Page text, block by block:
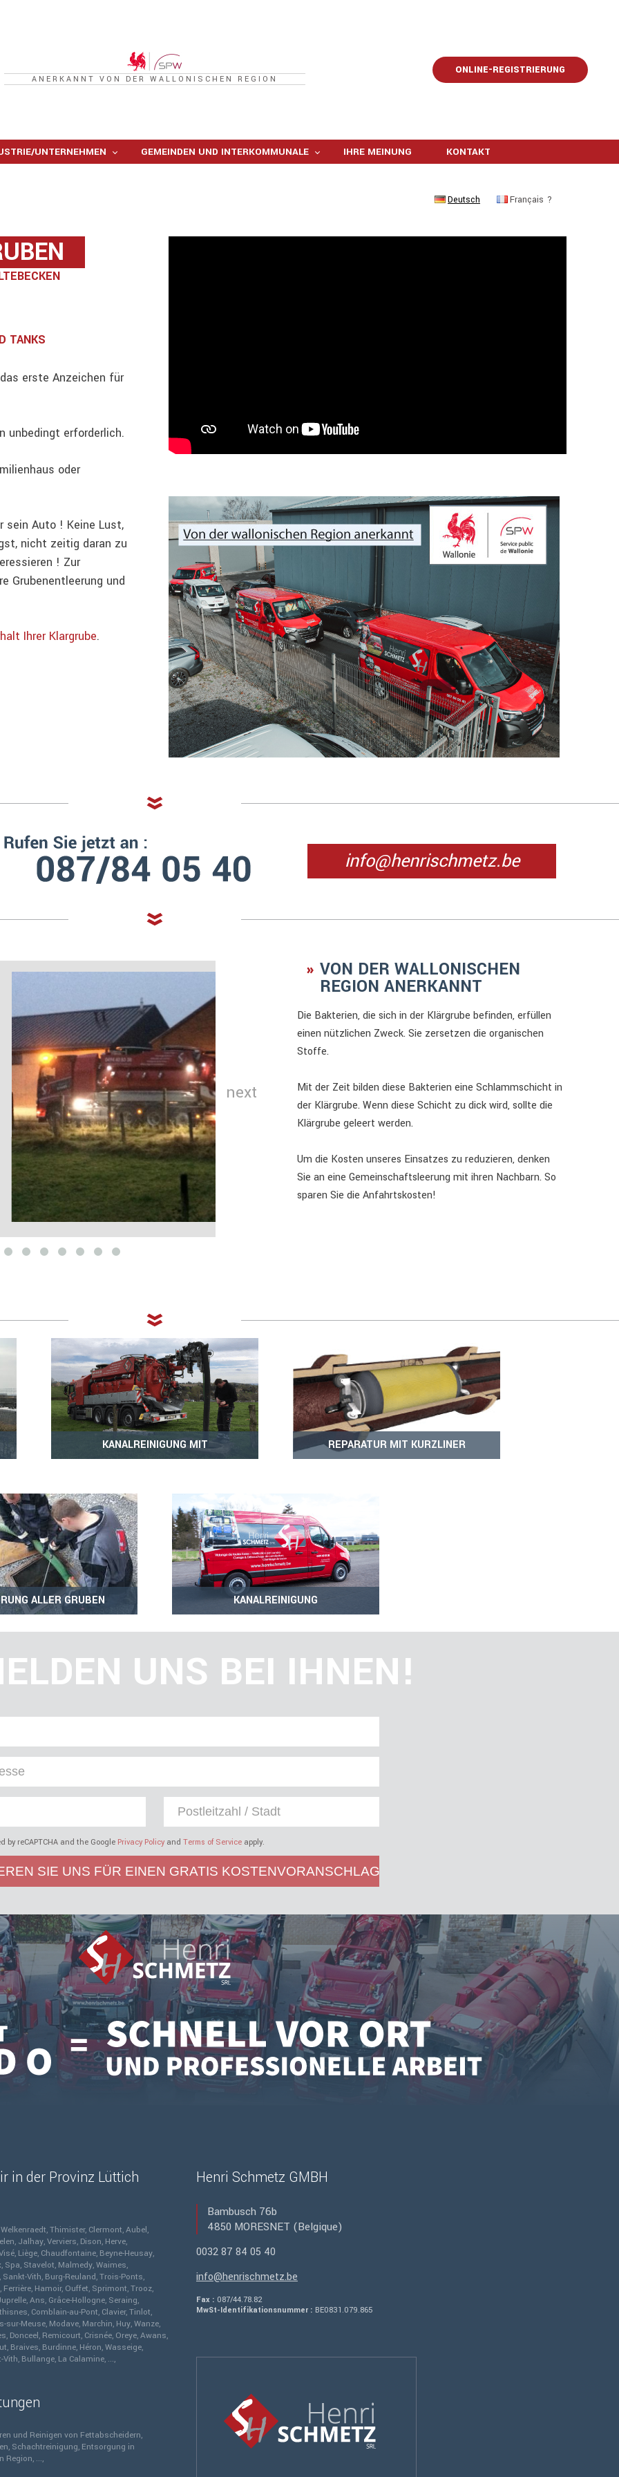
ANERKANNT VON DER WALLONISCHEN REGION
ONLINE-REGISTRIERUNG
UNTERNEHMEN GEMEINDEN UND INTERKOMMUNALE IHRE MEINUNG KONTAKT
Deutsch Français ?
TANKS
erste Anzeichen für
unbedingt erforderlich.
oder
sein Auto ! Keine Lust,
nicht zeitig daran zu
! Zur
Grubenentleerung und
Ihrer Klargrube.
info@henrischmetz.be
Entleerung einer Kleinkläranlage
next
VON DER WALLONISCHEN
REGION ANERKANNT
Die Bakterien, die sich in der Klärgrube befinden, erfüllen
einen nützlichen Zweck. Sie zersetzen die organischen
Stoffe.
Mit der Zeit bilden diese Bakterien eine Schlammschicht in
der Klärgrube. Wenn diese Schicht zu dick wird, sollte die
Klärgrube geleert werden.
Um die Kosten unseres Einsatzes zu reduzieren, denken
Sie an eine Gemeinschaftsleerung mit ihren Nachbarn. So
sparen Sie die Anfahrtskosten!
KANALREINIGUNG MIT
REPARATUR MIT KURZLINER
ALLER GRUBEN KANALREINIGUNG
UNS BEI IHNEN!
by reCAPTCHA and the Google Privacy Policy and Terms of Service apply.
in der Provinz Lüttich
Welkenraedt Thimister Clermont Aubel
Jalhay Verviers Dison Herve
Liège Chaudfontaine Beyne-Heusay
Spa Stavelot Malmedy Waimes
Sankt-Vith Burg-Reuland Trois-Ponts
Ferrière Hamoir Ouffet Sprimont Trooz
Ans Grâce-Hollogne Seraing
Comblain-au-Pont Clavier Tinlot
sur-Meuse Modave Marchin Huy Wanze
Donceel Remicourt Crisnée Oreye Awans
Braives Burdinne Héron Wasseige
Vith Bullange La Calamine ...
und Reinigen von Fettabscheidern
Schachtreinigung Entsorgung in
Region ...
Henri Schmetz GMBH
Bambusch 76b
4850 MORESNET (Belgique)
0032 87 84 05 40
info@henrischmetz.be
Fax : 087/44.78.82
MwSt-Identifikationsnummer : BE0831.079.865